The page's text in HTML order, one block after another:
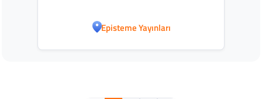
Episteme Yayınları